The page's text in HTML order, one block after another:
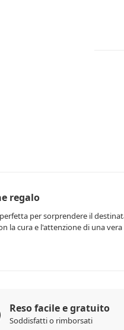
regalo
per sorprendere il
la cura e l'attenzione di una
Reso facile e gratuito
Soddisfatti o rimborsati